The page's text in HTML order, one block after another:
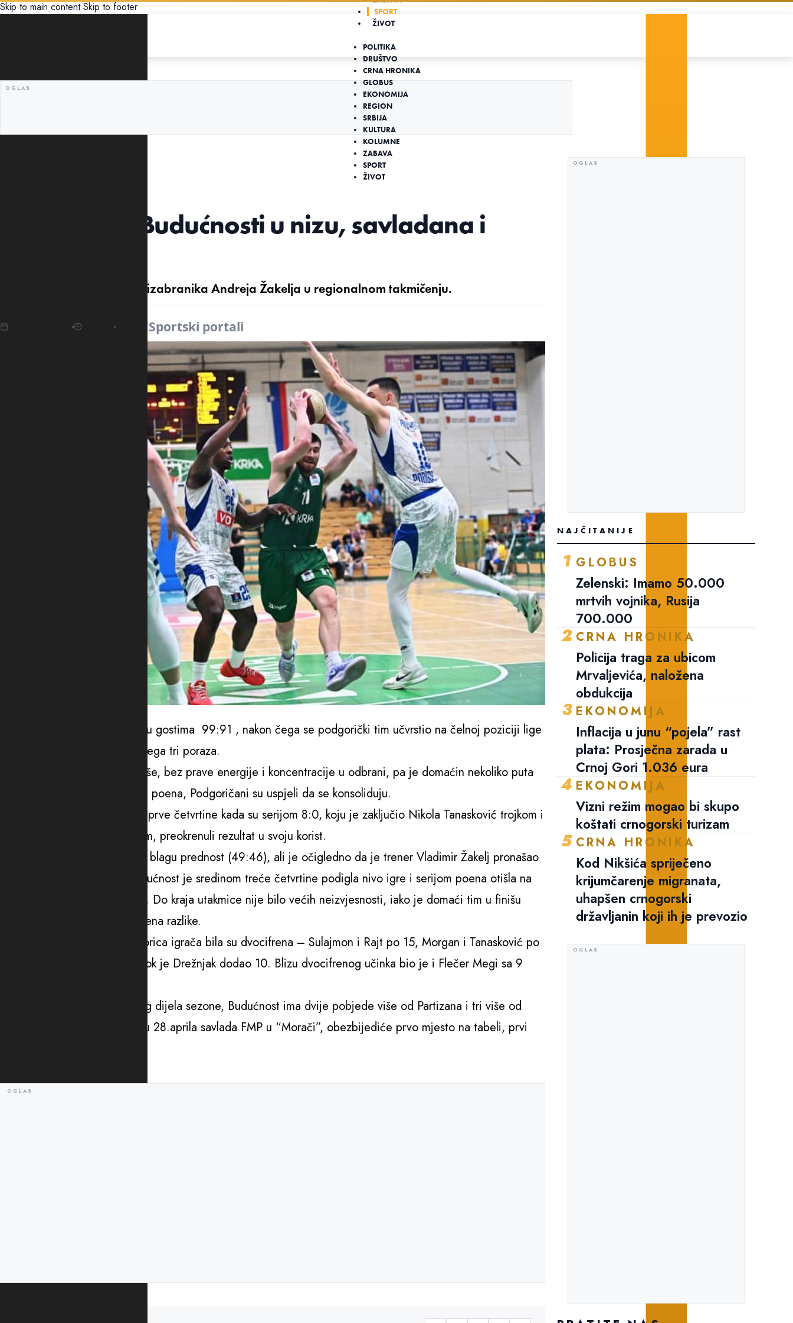
Skip to main content Skip to footer
SPORT
ŽIVOT
POLITIKA
DRUŠTVO
CRNA HRONIKA
GLOBUS
EKONOMIJA
REGION
SRBIJA
KULTURA
KOLUMNE
ZABAVA
SPORT
ŽIVOT
Šesti trijumf Budućnosti u nizu, savladana i
Šesta uzastopna pobjeda izabranika Andreja Žakelja u regionalnom takmičenju.
Sportski portali
Ovog puta je savladana Krka u gostima 99:91 , nakon čega se podgorički tim učvrstio na čelnoj poziciji lige
sa skorom od 25 pobjeda i svega tri poraza.
Iako su “plavi” meč otvorili loše, bez prave energije i koncentracije u odbrani, pa je domaćin nekoliko puta
stizao do prednosti od sedam poena, Podgoričani su uspjeli da se konsoliduju.
Ključni trenutak bio je krajem prve četvrtine kada su serijom 8:0, koju je zaključio Nikola Tanasković trojkom i
dodatnim slobodnim bacanjem, preokrenuli rezultat u svoju korist.
Krka je na poluvremenu imala blagu prednost (49:46), ali je očigledno da je trener Vladimir Žakelj pronašao
prave riječi u svlačionici. Budućnost je sredinom treće četvrtine podigla nivo igre i serijom poena otišla na
dvocifrenu prednost – 74:63. Do kraja utakmice nije bilo većih neizvjesnosti, iako je domaći tim u finišu
uspio da smanji na sedam poena razlike.
U ekipi Budućnosti čak sedmorica igrača bila su dvocifrena – Sulajmon i Rajt po 15, Morgan i Tanasković po
13, Ferel i Kamenjaš po 11, dok je Drežnjak dodao 10. Blizu dvocifrenog učinka bio je i Flečer Megi sa 9
Dva kola prije kraja regularnog dijela sezone, Budućnost ima dvije pobjede više od Partizana i tri više od
Dubaija. Ako u narednom kolu 28.aprila savlada FMP u “Morači”, obezbijediće prvo mjesto na tabeli, prvi
NAJČITANIJE
1 GLOBUS
Zelenski: Imamo 50.000
mrtvih vojnika, Rusija
700.000
2 CRNA HRONIKA
Policija traga za ubicom
Mrvaljevića, naložena
obdukcija
3 EKONOMIJA
Inflacija u junu “pojela” rast
plata: Prosječna zarada u
Crnoj Gori 1.036 eura
4 EKONOMIJA
Vizni režim mogao bi skupo
koštati crnogorski turizam
5 CRNA HRONIKA
Kod Nikšića spriječeno
krijumčarenje migranata,
uhapšen crnogorski
državljanin koji ih je prevozio